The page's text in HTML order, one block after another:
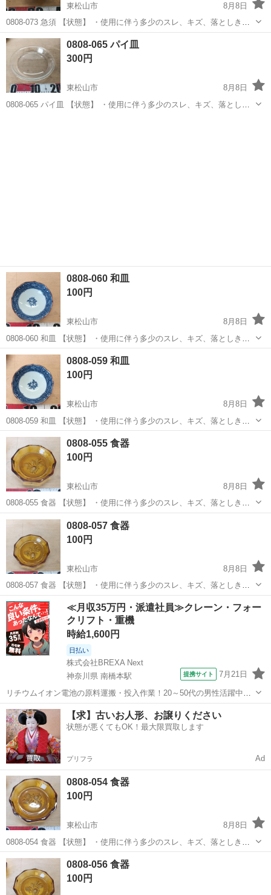
東松山市
8月8日
0808-073 急須 【状態】 ・使用に伴う多少のスレ、キズ、落としきれ
ない汚れなどございます ・詳細は現地でご確認ください ・お値引きは
出来かねますのでご了承願います ※中古品のため、状態についてはご
理...
埼玉 東松山市 食器 急須
0808-065 パイ皿
300円
東松山市
8月8日
0808-065 パイ皿 【状態】 ・使用に伴う多少のスレ、キズ、落としき
0808-060 和皿
100円
東松山市
8月8日
0808-060 和皿 【状態】 ・使用に伴う多少のスレ、キズ、落としきれ
ない汚れなどございます ・詳細は現地でご確認ください ・お値引きは
出来かねますのでご了承願います ※中古品のため、状態についてはご
理...
埼玉 東松山市 現地
0808-059 和皿
100円
東松山市
8月8日
0808-059 和皿 【状態】 ・使用に伴う多少のスレ、キズ、落としきれ
ない汚れなどございます ・詳細は現地でご確認ください ・お値引きは
出来かねますのでご了承願います ※中古品のため、状態についてはご
理...
埼玉 東松山市 現地
0808-055 食器
100円
東松山市
8月8日
0808-055 食器 【状態】 ・使用に伴う多少のスレ、キズ、落としきれ
ない汚れなどございます ・詳細は現地でご確認ください ・お値引きは
出来かねますのでご了承願います ※中古品のため、状態についてはご
理...
埼玉 東松山市 現地
0808-057 食器
100円
東松山市
8月8日
0808-057 食器 【状態】 ・使用に伴う多少のスレ、キズ、落としきれ
ない汚れなどございます ・詳細は現地でご確認ください ・お値引きは
出来かねますのでご了承願います ※中古品のため、状態についてはご
理...
埼玉 東松山市 食器 現地
≪月収35万円・派遣社員≫クレーン・フォー
クリフト・重機
時給1,600円
日払い
株式会社BREXA Next
神奈川県 南橋本駅
提携サイト 7月21日
リチウムイオン電池の原料運搬・投入作業！20～50代の男性活躍中★
ワンルーム寮完備！赴任旅費会社負担！年間休日130日★フォークリフ
ト免許お持ちの方、活躍中！就業先食堂利用可★《神奈川県相模原
市》 人気の工場のお仕事 ◇電...
神奈川 相模原市 南橋本駅 その他
【求】古いお人形、お譲りください
状態が悪くてもOK！最大限買取します
プリフラ Ad
0808-054 食器
100円
東松山市
8月8日
0808-054 食器 【状態】 ・使用に伴う多少のスレ、キズ、落としきれ
ない汚れなどございます ・詳細は現地でご確認ください ・お値引きは
出来かねますのでご了承願います ※中古品のため、状態についてはご
理...
埼玉 東松山市 現地
0808-056 食器
100円